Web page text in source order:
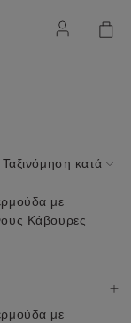
Ταξινόμηση κατά
με
Κάβουρες
με